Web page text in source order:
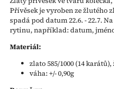
Přívěsek je vyroben ze žlutého
spadá pod datum 22.6. - 22.7.
rytinu, například: datum,
Materiál:
zlato 585/1000 (14
váha: +/- 0,90g